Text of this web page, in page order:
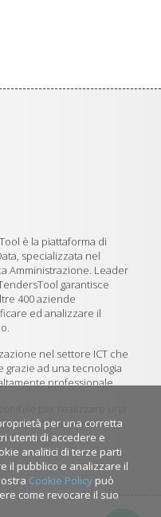
per una corretta
utenti di accedere e
analitici di terze parti
il pubblico e analizzare il
Cookie Policy può
come revocare il suo
è la piattaforma di
specializzata nel
Amministrazione. Leader
garantisce
400 aziende
ed analizzare il
nel settore ICT che
grazie ad una tecnologia
professionale.
per realizzare una
di contatto.